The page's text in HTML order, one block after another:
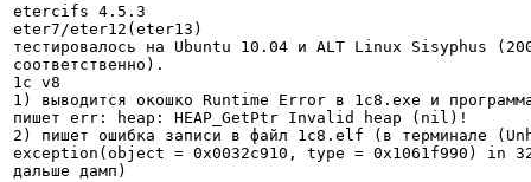
etercifs 4.5.3
eter7/eter12(eter13)
тестировалось на Ubuntu 10.04 и ALT Linux Sisyphus
cоответственно).
1с v8
1) выводится окошко Runtime Error в 1c8.exe и
пишет err: heap: HEAP_GetPtr Invalid heap (nil)!
2) пишет ошибка записи в файл 1с8.elf (в терминале
exception(object = 0x0032c910, type = 0x1061f990) in
дальше дамп)